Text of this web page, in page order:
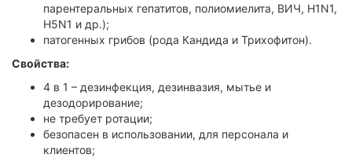
парентеральных гепатитов, полиомиелита, ВИЧ, H1N1,
H5N1 и др.);
патогенных грибов (рода Кандида и Трихофитон).
Свойства:
4 в 1 – дезинфекция, дезинвазия, мытье и
дезодорирование;
не требует ротации;
безопасен в использовании, для персонала и
клиентов;